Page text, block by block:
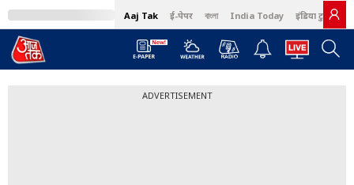
Aaj Tak ई-पेपर বাংলা India Today इंडिया टुडे हिंदी
ADVERTISEMENT